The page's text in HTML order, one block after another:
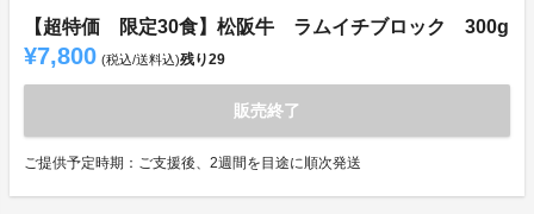
【超特価 限定30食】松阪牛 ラムイチブロック 300g
¥7,800 (税込/送料込)残り29
販売終了
ご提供予定時期：ご支援後、2週間を目途に順次発送